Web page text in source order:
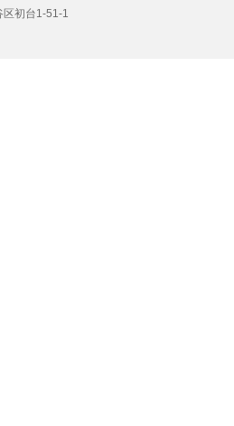
区初台1-51-1